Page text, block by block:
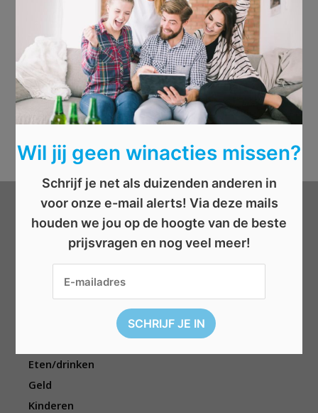
Categorieën
Beauty
Boeken
Cadeau
Eten/drinken
Geld
Kinderen
Wil jij geen winacties missen?
Schrijf je net als duizenden anderen in
voor onze e-mail alerts! Via deze mails
houden we jou op de hoogte van de beste
prijsvragen en nog veel meer!